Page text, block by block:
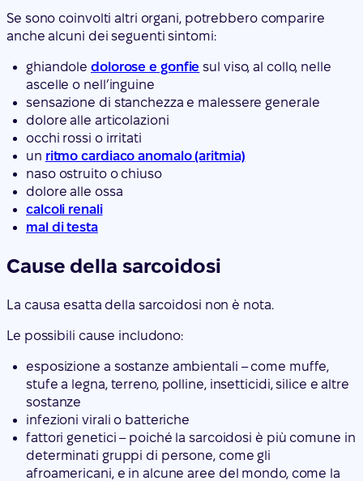
Se sono coinvolti altri organi, potrebbero comparire
anche alcuni dei seguenti sintomi:
ghiandole dolorose e gonfie sul viso, al collo, nelle
ascelle o nell’inguine
sensazione di stanchezza e malessere generale
dolore alle articolazioni
occhi rossi o irritati
un ritmo cardiaco anomalo (aritmia)
naso ostruito o chiuso
dolore alle ossa
calcoli renali
mal di testa
Cause della sarcoidosi
La causa esatta della sarcoidosi non è nota.
Le possibili cause includono:
esposizione a sostanze ambientali – come muffe,
stufe a legna, terreno, polline, insetticidi, silice e altre
sostanze
infezioni virali o batteriche
fattori genetici – poiché la sarcoidosi è più comune in
determinati gruppi di persone, come gli
afroamericani, e in alcune aree del mondo, come la